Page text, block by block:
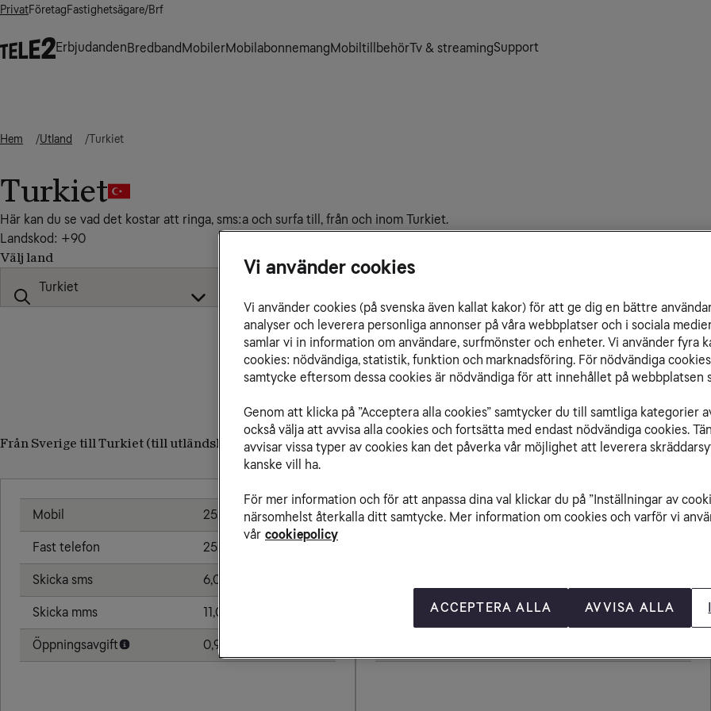
PrivatFöretagFastighetsägare/Brf
ErbjudandenBredbandMobilerMobilabonnemangMobiltillbehörTv & streamingSupport
Hem Utland Turkiet
Turkiet
Här kan du se vad det kostar att ringa, sms:a och surfa till, från och inom Turkiet.
Landskod: +90
Välj land
Från Sverige till Turkiet (till utländskt nummer)
Mobil 25,00 kr/min
Fast telefon 25,00 kr/min
Skicka sms 6,00 kr
Skicka mms 11,00 kr
Öppningsavgift 0,99 kr
Från Turkiet till
Ringa samtal 25,00 kr/min
Skicka mms 11,00 kr
Vi använder cookies
Vi använder cookies (på svenska även kallat kakor) för att ge dig en bättre
analyser och leverera personliga annonser på våra webbplatser och i sociala
samlar vi in information om användare, surfmönster och enheter. Vi använder fyra
cookies: nödvändiga, statistik, funktion och marknadsföring. För nödvändiga
samtycke eftersom dessa cookies är nödvändiga för att innehållet på webbplatsen
Genom att klicka på ”Acceptera alla cookies” samtycker du till samtliga kategorier
också välja att avvisa alla cookies och fortsätta med endast nödvändiga cookies.
avvisar vissa typer av cookies kan det påverka vår möjlighet att leverera
kanske vill ha.
För mer information och för att anpassa dina val klickar du på ”Inställningar av
närsomhelst återkalla ditt samtycke. Mer information om cookies och varför vi
vår cookiepolicy
ACCEPTERA ALLA AVVISA ALLA